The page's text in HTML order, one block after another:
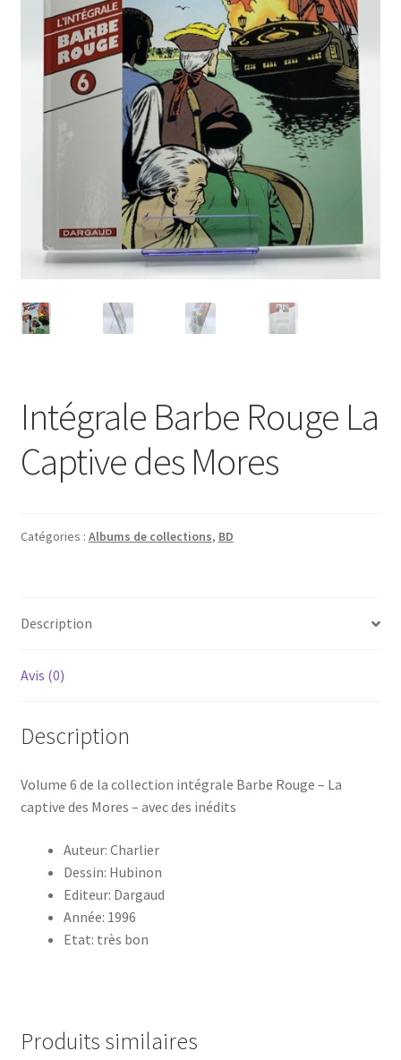
Intégrale Barbe Rouge La
Captive des Mores
Catégories : Albums de collections, BD
Description
Avis (0)
Description
Volume 6 de la collection intégrale Barbe Rouge – La
captive des Mores – avec des inédits
Auteur: Charlier
Dessin: Hubinon
Editeur: Dargaud
Année: 1996
Etat: très bon
Produits similaires